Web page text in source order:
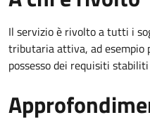
Il servizio è rivolto a tutti i
tributaria attiva, ad esempio
possesso dei requisiti